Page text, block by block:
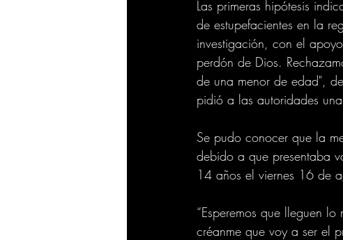
Las primeras hipótesis
de estupefacientes en la
investigación, con el
perdón de Dios.
de una menor de edad",
pidió a las autoridades
Se pudo conocer que la
debido a que presentaba
14 años el viernes 16 de
“Esperemos que lleguen
créanme que voy a ser el